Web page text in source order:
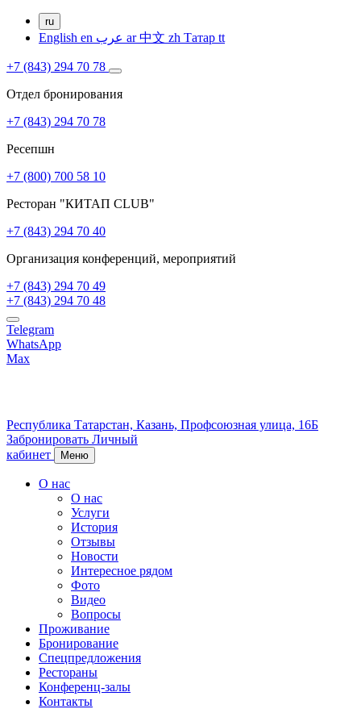
ru
English en ar中文 zh Татар tt
+7 (843) 294 70 78
Отдел бронирования
+7 (843) 294 70 78
Ресепшн
+7 (800) 700 58 10
Ресторан "КИТАП CLUB"
+7 (843) 294 70 40
Организация конференций, мероприятий
+7 (843) 294 70 49
+7 (843) 294 70 48
Telegram
WhatsApp
Max
Республика Татарстан, Казань, Профсоюзная улица, 16Б
Забронировать Личный
кабинет
Меню
О нас
О нас
Услуги
История
Отзывы
Новости
Интересное рядом
Фото
Видео
Вопросы
Проживание
Бронирование
Спецпредложения
Рестораны
Конференц-залы
Контакты